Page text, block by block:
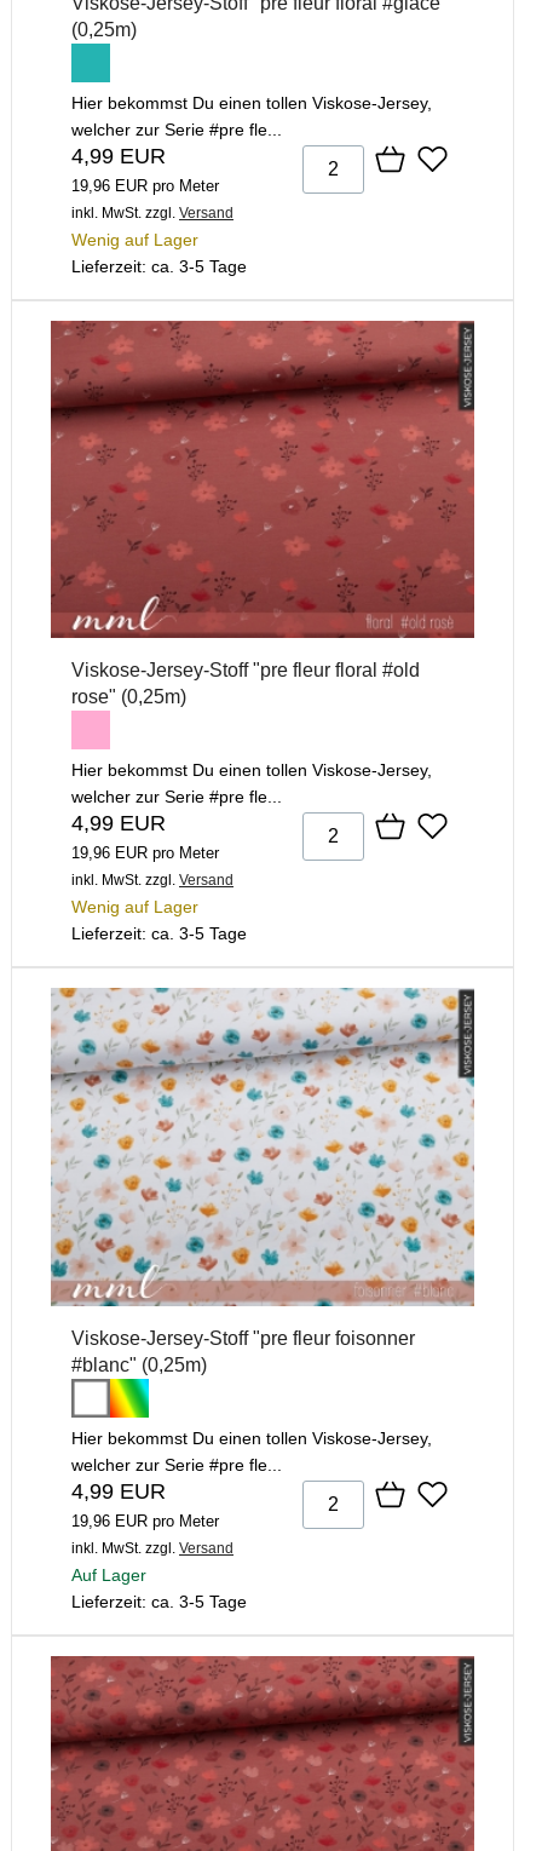
(0,25m)
Hier bekommst Du einen tollen Viskose-Jersey,
welcher zur Serie #pre fle...
4,99 EUR
19,96 EUR pro Meter
inkl. MwSt. zzgl. Versand
Wenig auf Lager
Lieferzeit: ca. 3-5 Tage
Viskose-Jersey-Stoff "pre fleur floral #old
rose" (0,25m)
Hier bekommst Du einen tollen Viskose-Jersey,
welcher zur Serie #pre fle...
4,99 EUR
19,96 EUR pro Meter
inkl. MwSt. zzgl. Versand
Wenig auf Lager
Lieferzeit: ca. 3-5 Tage
Viskose-Jersey-Stoff "pre fleur foisonner
#blanc" (0,25m)
Hier bekommst Du einen tollen Viskose-Jersey,
welcher zur Serie #pre fle...
4,99 EUR
19,96 EUR pro Meter
inkl. MwSt. zzgl. Versand
Auf Lager
Lieferzeit: ca. 3-5 Tage